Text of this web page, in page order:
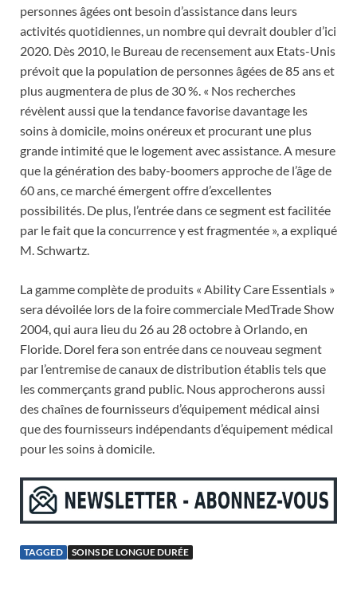
personnes âgées ont besoin d’assistance dans leurs
activités quotidiennes, un nombre qui devrait doubler d’ici
2020. Dès 2010, le Bureau de recensement aux Etats-Unis
prévoit que la population de personnes âgées de 85 ans et
plus augmentera de plus de 30 %. « Nos recherches
révèlent aussi que la tendance favorise davantage les
soins à domicile, moins onéreux et procurant une plus
grande intimité que le logement avec assistance. A mesure
que la génération des baby-boomers approche de l’âge de
60 ans, ce marché émergent offre d’excellentes
possibilités. De plus, l’entrée dans ce segment est facilitée
par le fait que la concurrence y est fragmentée », a expliqué
M. Schwartz.
La gamme complète de produits « Ability Care Essentials »
sera dévoilée lors de la foire commerciale MedTrade Show
2004, qui aura lieu du 26 au 28 octobre à Orlando, en
Floride. Dorel fera son entrée dans ce nouveau segment
par l’entremise de canaux de distribution établis tels que
les commerçants grand public. Nous approcherons aussi
des chaînes de fournisseurs d’équipement médical ainsi
que des fournisseurs indépendants d’équipement médical
pour les soins à domicile.
TAGGED SOINS DE LONGUE DURÉE